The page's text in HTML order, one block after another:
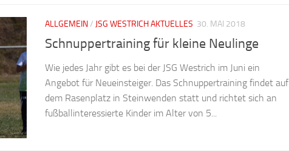
ALLGEMEIN/ JSG WESTRICH AKTUELLES 30. MAI 2018
Schnuppertraining für kleine Neulinge
Wie jedes Jahr gibt es bei der JSG Westrich im Juni ein
Angebot für Neueinsteiger. Das Schnuppertraining findet auf
dem Rasenplatz in Steinwenden statt und richtet sich an
fußballinteressierte Kinder im Alter von 5...